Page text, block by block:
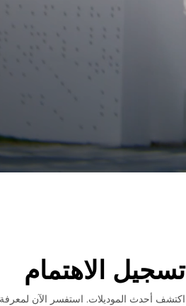
تسجيل الاهتمام
اكتشف أحدث الموديلات. استفسر الآن